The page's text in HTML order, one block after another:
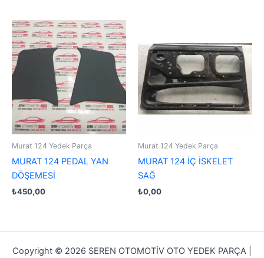
Murat 124 Yedek Parça
MURAT 124 PEDAL YAN
DÖŞEMESİ
₺450,00
Murat 124 Yedek Parça
MURAT 124 İÇ İSKELET
SAĞ
₺0,00
Copyright © 2026 SEREN OTOMOTİV OTO YEDEK PARÇA |